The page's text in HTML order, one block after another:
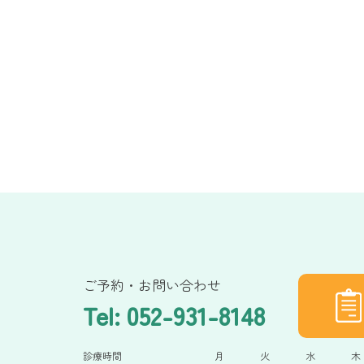
ご予約・お問い合わせ
Tel: 052-931-8148
診療時間 月 火 水 木